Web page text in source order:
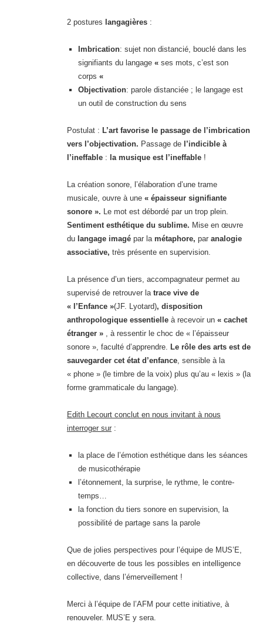
2 postures langagières:
Imbrication: sujet non distancié, bouclé dans les
signifiants du langage«ses mots, c’est son
corps«
Objectivation: parole distanciée ; le langage est
un outil de construction du sens
Postulat : L’art favorise le passage de l’imbrication
vers l’objectivation. Passage de l’indicible à
l’ineffable: la musique est l’ineffable!
La création sonore, l’élaboration d’une trame
musicale, ouvre à une « épaisseur signifiante
sonore ». Le mot est débordé par un trop plein.
Sentiment esthétique du sublime. Mise en œuvre
du langage imagé par lamétaphore, paranalogie
associative, très présente en supervision.
La présence d’un tiers, accompagnateur permet au
supervisé de retrouver la trace vive de
« l’Enfance »(JF. Lyotard), disposition
anthropologique essentielle à recevoir un « cachet
étranger », à ressentir le choc de « l’épaisseur
sonore », faculté d’apprendre. Le rôle des arts est de
sauvegarder cet état d’enfance, sensible à la
« phone » (le timbre de la voix) plus qu’au « lexis » (la
forme grammaticale du langage).
Edith Lecourt conclut en nous invitant à nous
interroger sur:
la place de l’émotion esthétique dans les séances
de musicothérapie
l’étonnement, la surprise, le rythme, le contre-
temps…
la fonction du tiers sonore en supervision, la
possibilité de partage sans la parole
Que de jolies perspectives pour l’équipe de MUS’E,
en découverte de tous les possibles en intelligence
collective, dans l’émerveillement !
Merci à l’équipe de l’AFM pour cette initiative, à
renouveler. MUS’E y sera.